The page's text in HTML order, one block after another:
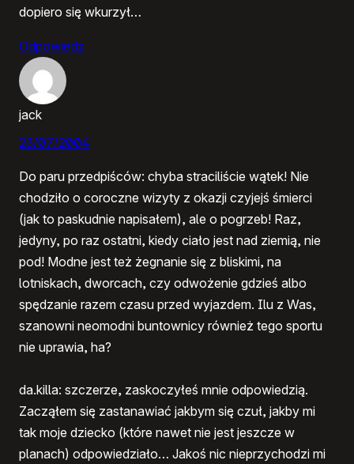
dopiero się wkurzył…
Odpowiedz
jack
23/07/2004
Do paru przedpiśców: chyba straciliście wątek! Nie
chodziło o coroczne wizyty z okazji czyjejś śmierci
(jak to paskudnie napisałem), ale o pogrzeb! Raz,
jedyny, po raz ostatni, kiedy ciało jest nad ziemią, nie
pod! Modne jest też żegnanie się z bliskimi, na
lotniskach, dworcach, czy odwożenie gdzieś albo
spędzanie razem czasu przed wyjazdem. Ilu z Was,
szanowni neomodni buntownicy również tego sportu
nie uprawia, ha?
da.killa: szczerze, zaskoczyłeś mnie odpowiedzią.
Zacząłem się zastanawiać jakbym się czuł, jakby mi
tak moje dziecko (które nawet nie jest jeszcze w
planach) odpowiedziało… Jakoś nic nieprzychodzi mi